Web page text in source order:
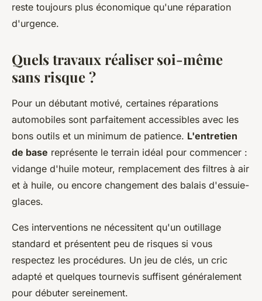
reste toujours plus économique qu'une réparation
d'urgence.
Quels travaux réaliser soi-même
sans risque ?
Pour un débutant motivé, certaines réparations
automobiles sont parfaitement accessibles avec les
bons outils et un minimum de patience. L'entretien
de base représente le terrain idéal pour commencer :
vidange d'huile moteur, remplacement des filtres à air
et à huile, ou encore changement des balais d'essuie-
glaces.
Ces interventions ne nécessitent qu'un outillage
standard et présentent peu de risques si vous
respectez les procédures. Un jeu de clés, un cric
adapté et quelques tournevis suffisent généralement
pour débuter sereinement.